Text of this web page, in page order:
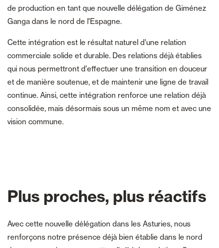
de production en tant que nouvelle délégation de Giménez
Ganga dans le nord de l'Espagne.
Cette intégration est le résultat naturel d'une relation
commerciale solide et durable. Des relations déjà établies
qui nous permettront d'effectuer une transition en douceur
et de manière soutenue, et de maintenir une ligne de travail
continue. Ainsi, cette intégration renforce une relation déjà
consolidée, mais désormais sous un même nom et avec une
vision commune.
Plus proches, plus réactifs
Avec cette nouvelle délégation dans les Asturies, nous
renforçons notre présence déjà bien établie dans le nord